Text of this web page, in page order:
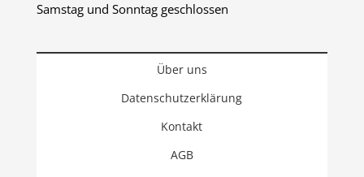
Samstag und Sonntag geschlossen
Über uns
Datenschutzerklärung
Kontakt
AGB